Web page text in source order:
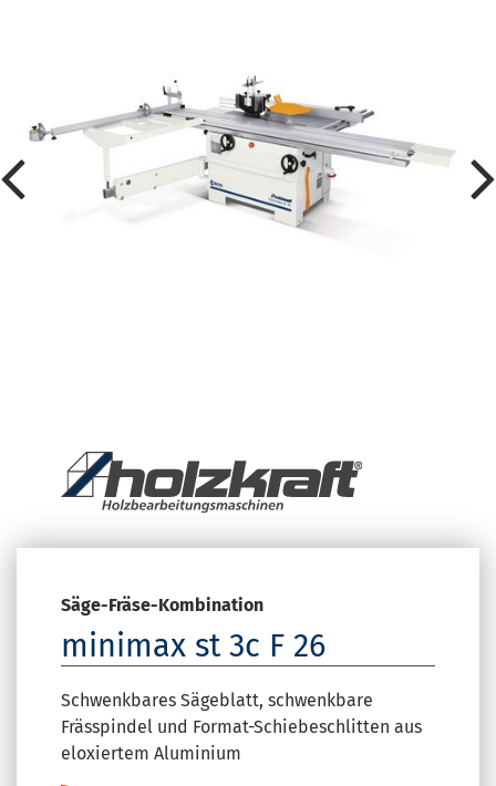
Säge-Fräse-Kombination
minimax st 3c F 26
Schwenkbares Sägeblatt, schwenkbare
Frässpindel und Format-Schiebeschlitten aus
eloxiertem Aluminium